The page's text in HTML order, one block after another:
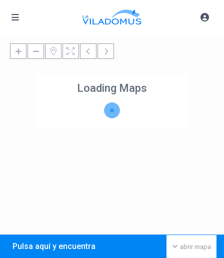
Loading Maps
abrir mapa
Pulsa aquí y encuentra